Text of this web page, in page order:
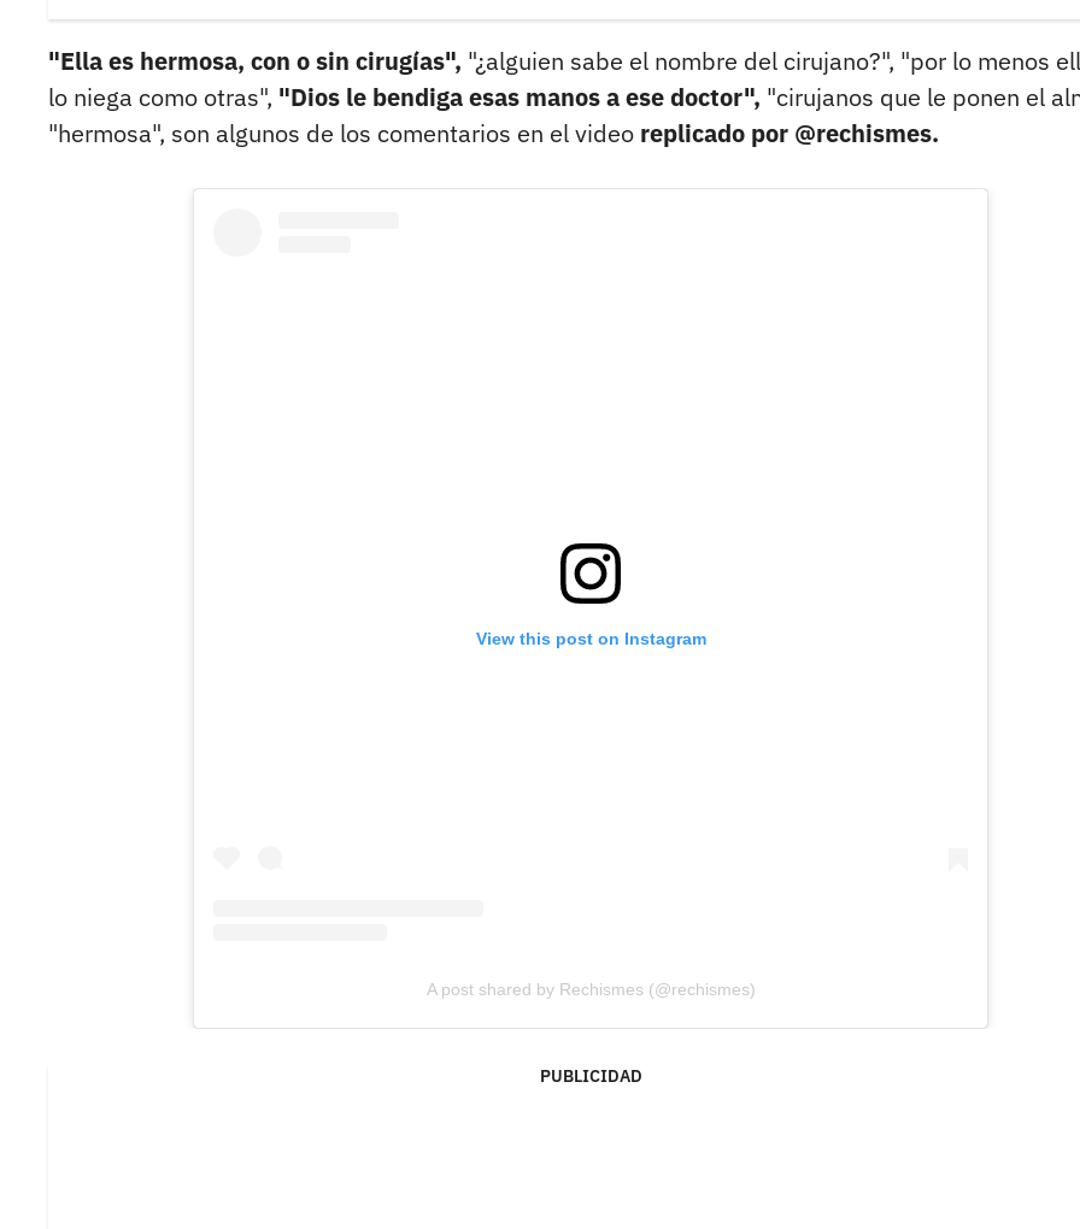
"Ella es hermosa, con o sin cirugías", "¿alguien sabe el nombre del cirujano?", "por lo menos
lo niega como otras", "Dios le bendiga esas manos a ese doctor", "cirujanos que le ponen el
"hermosa", son algunos de los comentarios en el video replicado por @rechismes.
View this post on Instagram
A post shared by Rechismes (@rechismes)
PUBLICIDAD